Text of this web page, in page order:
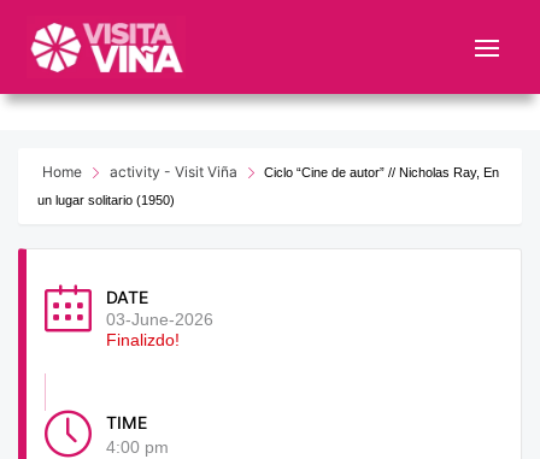
este
web
sistemaHome activity - Visit Viña
Ciclo “Cine de autor” // Nicholas Ray, En
un lugar solitario (1950)
DATE
03-June-2026
Finalizdo!
TIME
4:00 pm